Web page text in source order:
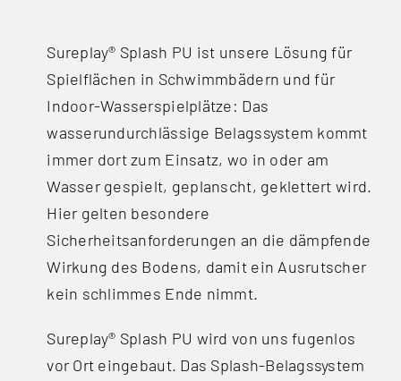
Sureplay® Splash PU ist unsere Lösung für
Spielflächen in Schwimmbädern und für
Indoor-Wasserspielplätze: Das
wasserundurchlässige Belagssystem kommt
immer dort zum Einsatz, wo in oder am
Wasser gespielt, geplanscht, geklettert wird.
Hier gelten besondere
Sicherheitsanforderungen an die dämpfende
Wirkung des Bodens, damit ein Ausrutscher
kein schlimmes Ende nimmt.
Sureplay® Splash PU wird von uns fugenlos
vor Ort eingebaut. Das Splash-Belagssystem